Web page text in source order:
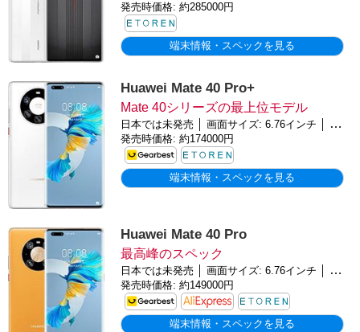
発売時価格: 約285000円
端末情報・スペックを見る
Huawei Mate 40 Pro+
Mate 40シリーズの最上位モデル
日本では未発売 │ 画面サイズ: 6.76インチ │ バッテリー: 4400mAh │ OS: Android 10
発売時価格: 約174000円
端末情報・スペックを見る
Huawei Mate 40 Pro
最高峰のスペック
日本では未発売 │ 画面サイズ: 6.76インチ │ バッテリー: 4400mAh │ OS: Android 10
発売時価格: 約149000円
端末情報・スペックを見る